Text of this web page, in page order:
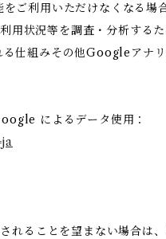
ご利用いただけなくなる場
用状況等を調査・分析す
仕組みその他Googleアナ
によるデータ使用：
れることを望まない場合